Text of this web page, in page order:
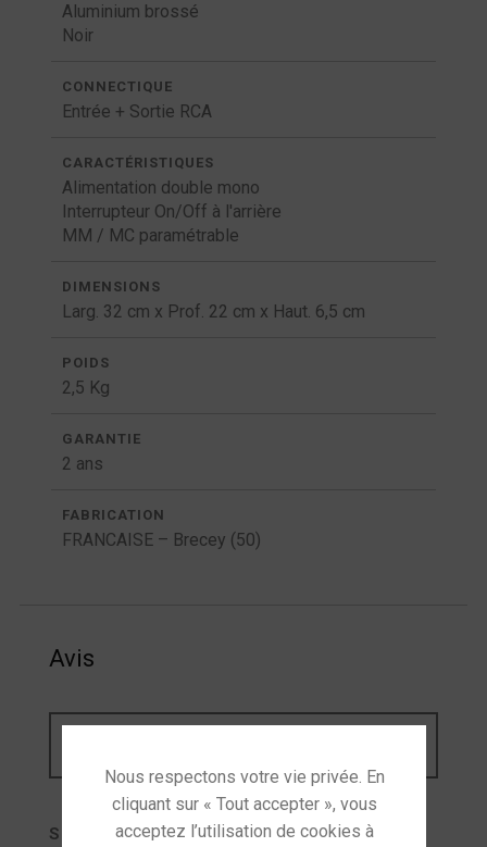
Aluminium brossé
Noir
CONNECTIQUE
Entrée + Sortie RCA
CARACTÉRISTIQUES
Alimentation double mono
Interrupteur On/Off à l'arrière
MM / MC paramétrable
DIMENSIONS
Larg. 32 cm x Prof. 22 cm x Haut. 6,5 cm
POIDS
2,5 Kg
GARANTIE
2 ans
FABRICATION
FRANCAISE – Brecey (50)
Avis
SOYEZ LE PREMIER À LAISSER VOTRE AVIS